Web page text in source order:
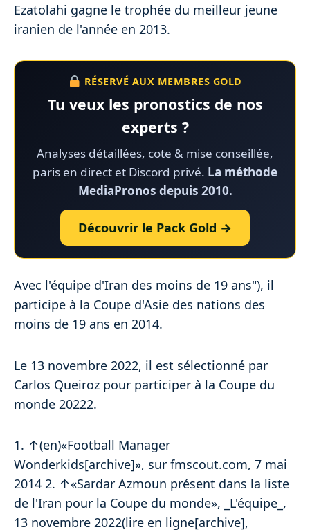
Ezatolahi gagne le trophée du meilleur jeune
iranien de l'année en 2013.
RÉSERVÉ AUX MEMBRES GOLD
Tu veux les pronostics de nos
experts ?
Analyses détaillées, cote & mise conseillée,
paris en direct et Discord privé. La méthode
MediaPronos depuis 2010.
Découvrir le Pack Gold →
Avec l'équipe d'Iran des moins de 19 ans"), il
participe à la Coupe d'Asie des nations des
moins de 19 ans en 2014.
Le 13 novembre 2022, il est sélectionné par
Carlos Queiroz pour participer à la Coupe du
monde 20222.
1. ↑(en)«Football Manager
Wonderkids[archive]», sur fmscout.com, 7 mai
2014 2. ↑«Sardar Azmoun présent dans la liste
de l'Iran pour la Coupe du monde», _L'équipe_,‎
13 novembre 2022(lire en ligne[archive],